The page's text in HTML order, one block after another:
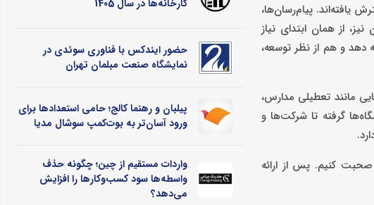
یافته‌اند. پیام‌رسان‌ها،
از همان ابتدای نیاز
دهد و هم از نظر توسعه،
مانند تعطیلی مدارس،
گرفته تا شرکت‌ها و
کنیم. پس از ارائه
کارخانه‌ها در سال 1405
حضور ایندکس با فناوری سوئدی در
نمایشگاه صنعت مبلمان تهران
پیلبان و رهنما کالج؛ حامی استعدادها برای
ورود آسان‌تر به بوت‌کمپ سوشال مدیا
واردات مستقیم از چین؛ چگونه حذف
واسطه‌ها سود کسب‌وکارها را افزایش
می‌دهد؟